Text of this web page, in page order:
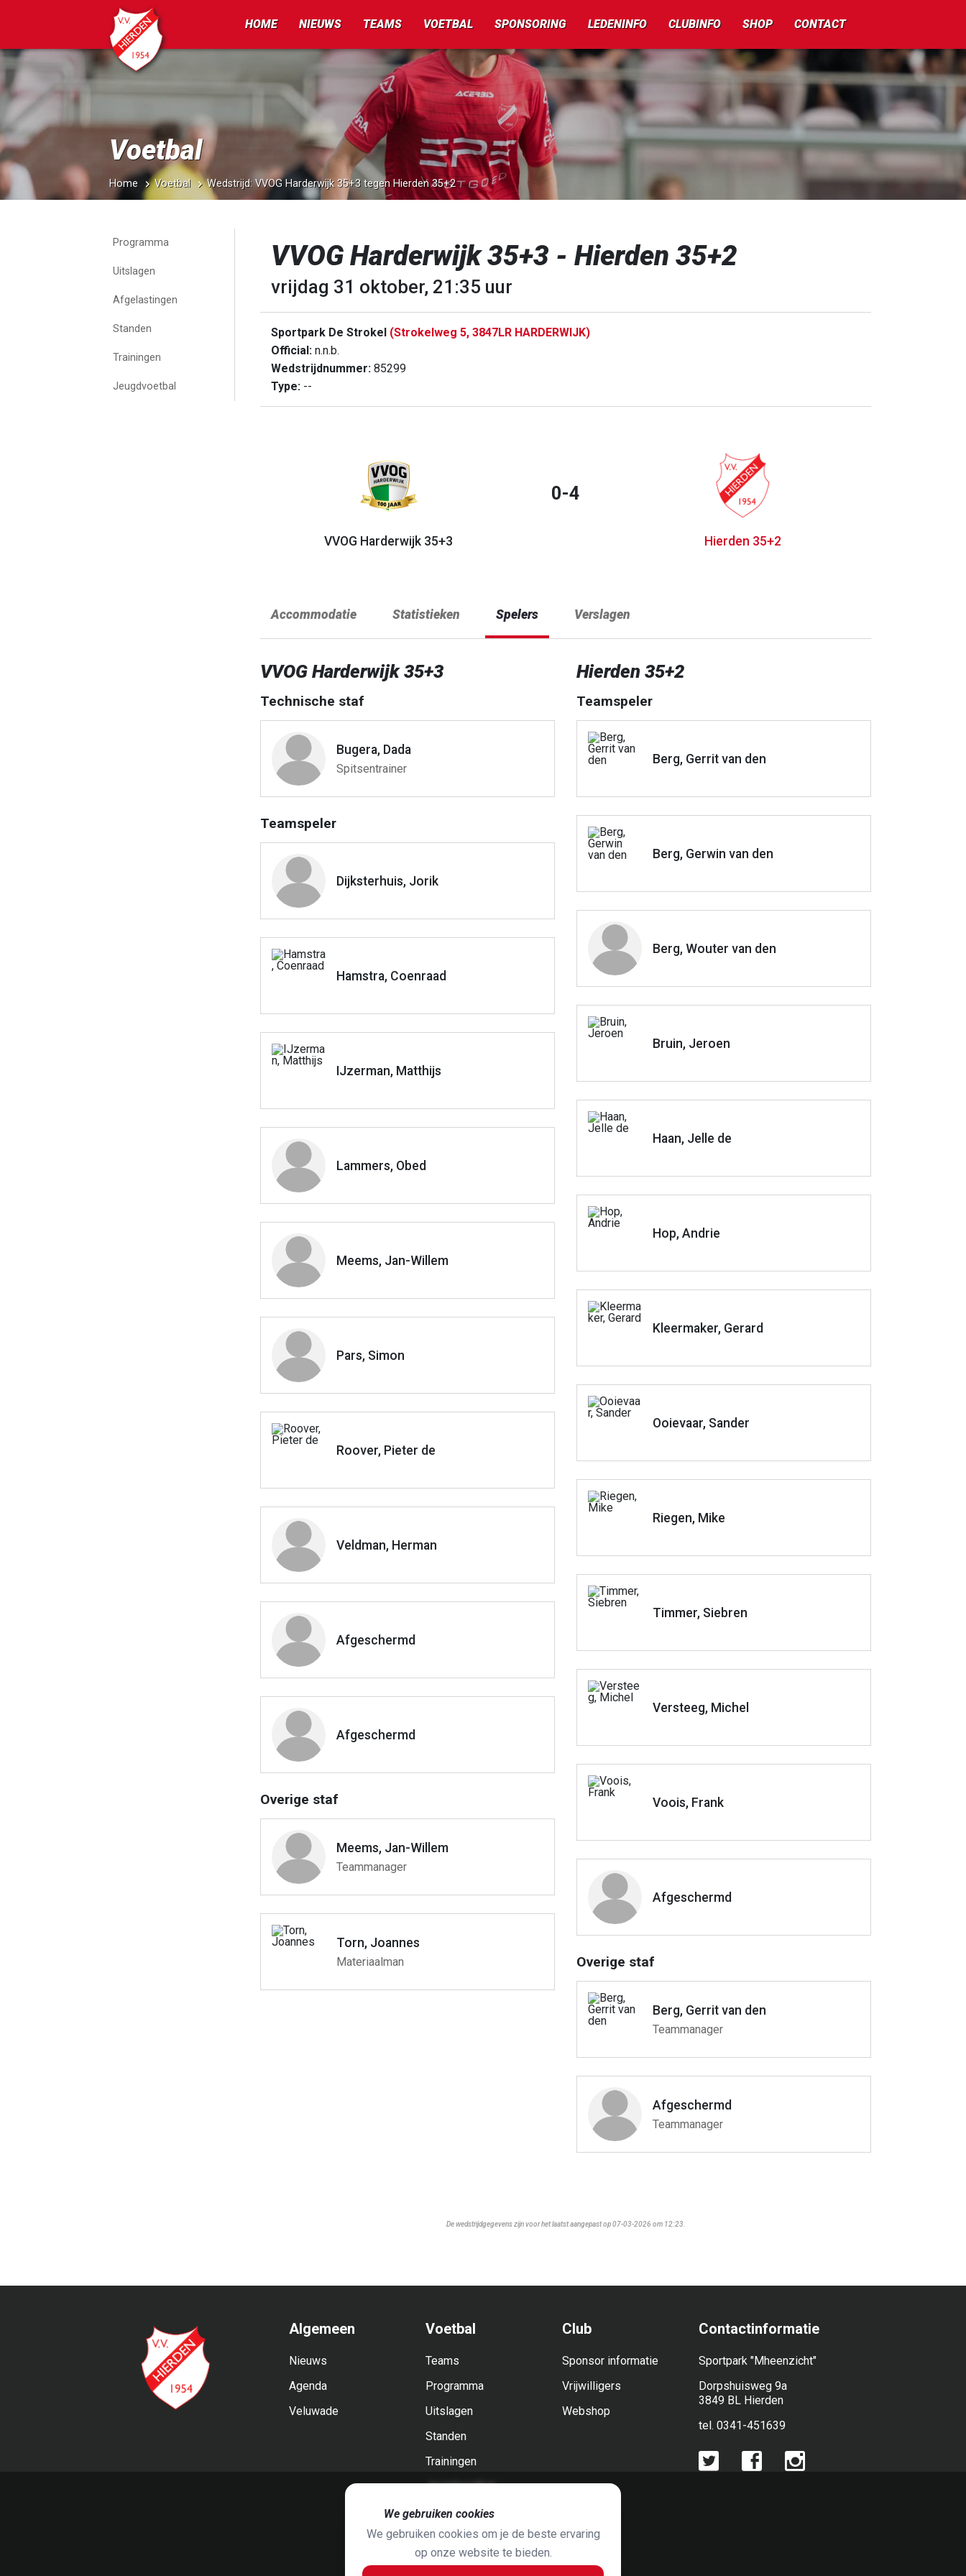
HOME NIEUWS TEAMS VOETBAL SPONSORING LEDENINFO CLUBINFO SHOP CONTACT
Voetbal
Home Voetbal Wedstrijd: VVOG Harderwijk 35+3 tegen Hierden 35+2
Programma
Uitslagen
Afgelastingen
Standen
Trainingen
Jeugdvoetbal
VVOG Harderwijk 35+3 - Hierden 35+2
vrijdag 31 oktober, 21:35 uur
Sportpark De Strokel (Strokelweg 5, 3847LR HARDERWIJK)
Official: n.n.b.
Wedstrijdnummer: 85299
Type: --
VVOG Harderwijk 35+3
0-4
Hierden 35+2
Accommodatie Statistieken Spelers Verslagen
VVOG Harderwijk 35+3
Technische staf
Bugera, Dada
Spitsentrainer
Teamspeler
Dijksterhuis, Jorik
Hamstra, Coenraad
IJzerman, Matthijs
Lammers, Obed
Meems, Jan-Willem
Pars, Simon
Roover, Pieter de
Veldman, Herman
Afgeschermd
Afgeschermd
Overige staf
Meems, Jan-Willem
Teammanager
Torn, Joannes
Materiaalman
Hierden 35+2
Teamspeler
Berg, Gerrit van den
Berg, Gerwin van den
Berg, Wouter van den
Bruin, Jeroen
Haan, Jelle de
Hop, Andrie
Kleermaker, Gerard
Ooievaar, Sander
Riegen, Mike
Timmer, Siebren
Versteeg, Michel
Voois, Frank
Afgeschermd
Overige staf
Berg, Gerrit van den
Teammanager
Afgeschermd
Teammanager
De wedstrijdgegevens zijn voor het laatst aangepast op 07-03-2026 om 12:23.
Algemeen
Nieuws
Agenda
Veluwade
Voetbal
Teams
Programma
Uitslagen
Standen
Trainingen
Jeugdvoetbal
Club
Sponsor informatie
Vrijwilligers
Webshop
Contactinformatie
Sportpark "Mheenzicht"
Dorpshuisweg 9a
3849 BL Hierden
tel. 0341-451639
Foto's doorJaap Hop& ontwerpen doorGrafyska
We gebruiken cookies
We gebruiken cookies om je de beste ervaring
op onze website te bieden.